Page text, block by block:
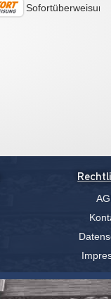
Sofortüberweisung